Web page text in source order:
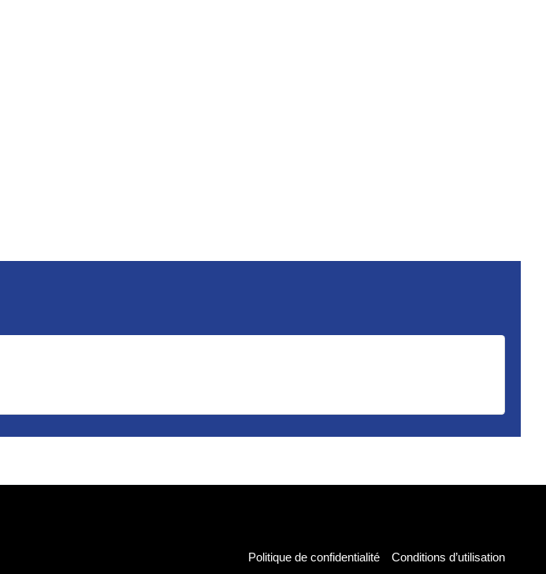
Politique de confidentialité Conditions d’utilisation